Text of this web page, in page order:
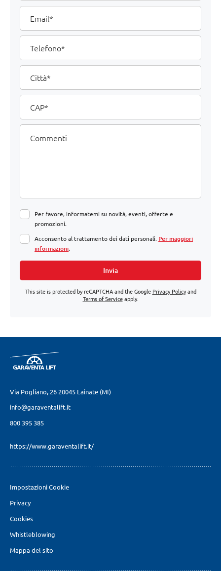
Email
Telefono
Città
CAP
Commenti
Per favore, informatemi su novità, eventi, offerte e
promozioni.
Acconsento al trattamento dei dati personali. Per maggiori
informazioni.
Invia
This site is protected by reCAPTCHA and the Google Privacy Policyand
Terms of Serviceapply.
Via Pogliano, 26 20045 Lainate (MI)
info@garaventalift.it
800 395 385
https://www.garaventalift.it/
Impostazioni Cookie
Privacy
Cookies
Whistleblowing
Mappa del sito